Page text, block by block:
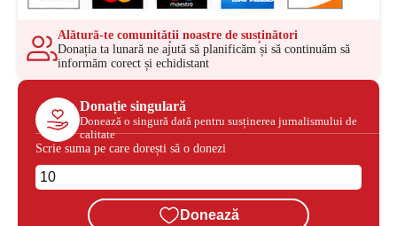
Alătură-te comunității noastre de susținători
Donația ta lunară ne ajută să planificăm și să continuăm să
informăm corect și echidistant
Donație singulară
Donează o singură dată pentru susținerea jurnalismului de
calitate
Scrie suma pe care dorești să o donezi
Donează